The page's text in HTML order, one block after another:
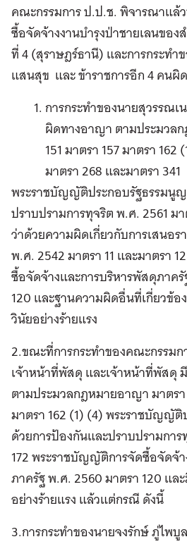
คณะกรรมการ ป.ป.ช. พิจารณาแล้
ซื้อจัดจ้างงานบำรุงป่าชายเลนขอ
ที่ 4 (สุราษฎร์ธานี) และการกระทำ
แสนสุข และ ข้าราชการอีก 4 คนผิ
การกระทำของนายสุวรรณ
ผิดทางอาญา ตามประมวล
151 มาตรา 157 มาตรา 162
มาตรา 268 และมาตรา 341
พระราชบัญญัติประกอบรัฐธรรมนู
ปราบปรามการทุจริต พ.ศ. 2561 ม
ว่าด้วยความผิดเกี่ยวกับการเสนอ
พ.ศ. 2542 มาตรา 11 และมาตรา
ซื้อจัดจ้างและการบริหารพัสดุภาค
120 และฐานความผิดอื่นที่เกี่ยวข้
วินัยอย่างร้ายแรง
2.ขณะที่การกระทำของคณะกรรม
เจ้าหน้าที่พัสดุ และเจ้าหน้าที่พัสดุ
ตามประมวลกฎหมายอาญา มาตรา
มาตรา 162 (1) (4) พระราชบัญญั
ด้วยการป้องกันและปราบปรามกา
172 พระราชบัญญัติการจัดซื้อจัดจ้
ภาครัฐ พ.ศ. 2560 มาตรา 120 แ
อย่างร้ายแรง แล้วแต่กรณี ดังนี้
3.การกระทำของนายจงรักษ์ ภู่ไพ